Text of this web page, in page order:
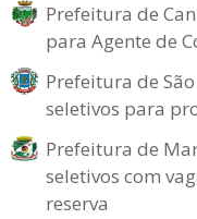
Prefeitura de
para Agente de
Prefeitura de
seletivos para
Prefeitura de
seletivos com
reserva